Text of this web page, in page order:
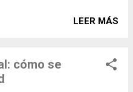
viven esta tragedia en
lo ocurrido y garantizar que
LGBTI enfrentan
LEER MÁS
cómo se